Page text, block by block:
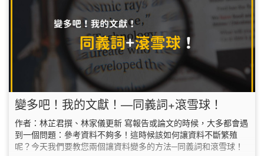
變多吧！我的文獻！—同義詞+滾雪球！
作者：林芷君撰、林家儀更新 寫報告或論文的時候，大多都會遇
到一個問題：參考資料不夠多！這時候該如何讓資料不斷繁殖
呢？今天我們要教您兩個讓資料變多的方法─同義詞和滾雪球！